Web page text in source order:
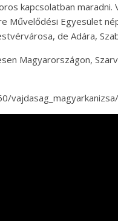
kapcsolatban
Művelődési Egyesület
de Adára,
Magyarországon,